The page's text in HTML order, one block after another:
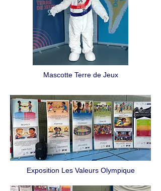
Mascotte Terre de Jeux
Exposition Les Valeurs Olympique